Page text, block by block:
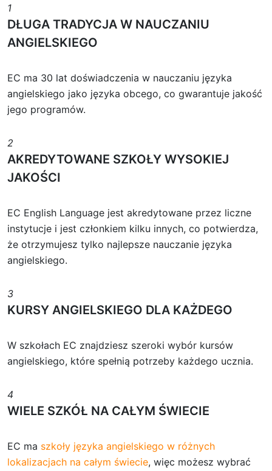
1
DŁUGA TRADYCJA W NAUCZANIU
ANGIELSKIEGO
EC ma 30 lat doświadczenia w nauczaniu języka
angielskiego jako języka obcego, co gwarantuje jakość
jego programów.
2
AKREDYTOWANE SZKOŁY WYSOKIEJ
JAKOŚCI
EC English Language jest akredytowane przez liczne
instytucje i jest członkiem kilku innych, co potwierdza,
że otrzymujesz tylko najlepsze nauczanie języka
angielskiego.
3
KURSY ANGIELSKIEGO DLA KAŻDEGO
W szkołach EC znajdziesz szeroki wybór kursów
angielskiego, które spełnią potrzeby każdego ucznia.
4
WIELE SZKÓŁ NA CAŁYM ŚWIECIE
EC ma szkoły języka angielskiego w różnych
lokalizacjach na całym świecie, więc możesz wybrać